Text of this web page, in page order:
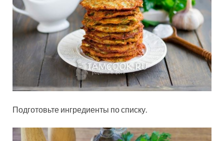
Подготовьте ингредиенты по списку.